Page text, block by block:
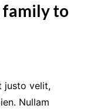
family to
justo velit,
Nullam